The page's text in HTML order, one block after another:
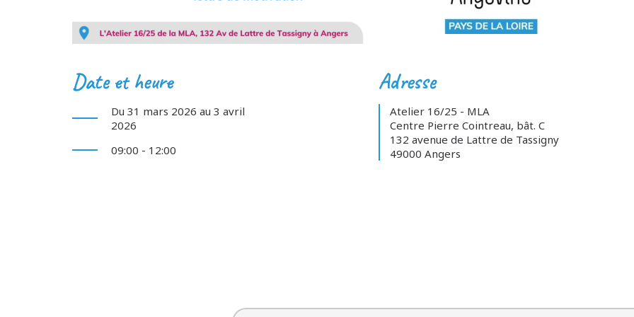
Date et heure
Du 31 mars 2026 au 3 avril
2026
09:00 - 12:00
Adresse
Atelier 16/25 - MLA
Centre Pierre Cointreau, bât. C
132 avenue de Lattre de Tassigny
49000 Angers